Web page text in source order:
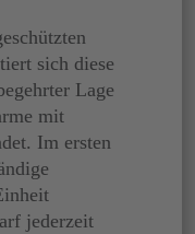
sich diese
Lage
mit
Im ersten
jederzeit